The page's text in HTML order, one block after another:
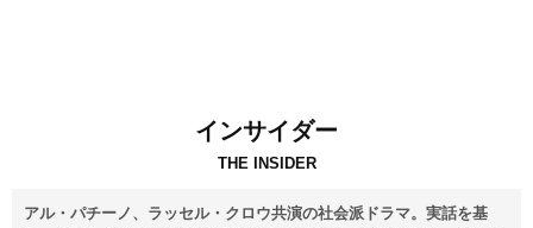
インサイダー
THE INSIDER
アル・パチーノ、ラッセル・クロウ共演の社会派ドラマ。実話を基